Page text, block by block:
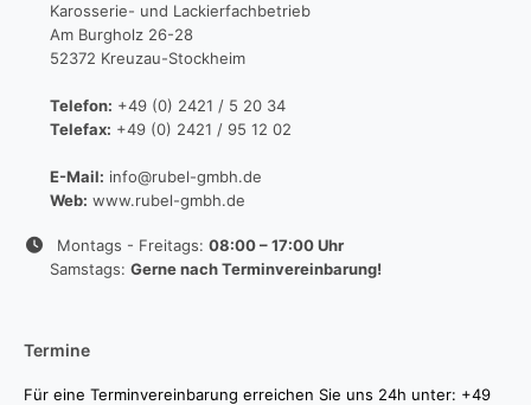
Karosserie- und Lackierfachbetrieb
Am Burgholz 26-28
52372 Kreuzau-Stockheim
Telefon: +49 (0) 2421 / 5 20 34
Telefax: +49 (0) 2421 / 95 12 02
E-Mail: info@rubel-gmbh.de
Web: www.rubel-gmbh.de
Montags - Freitags: 08:00 – 17:00 Uhr
Samstags: Gerne nach Terminvereinbarung!
Termine
Für eine Terminvereinbarung erreichen Sie uns 24h unter: +49